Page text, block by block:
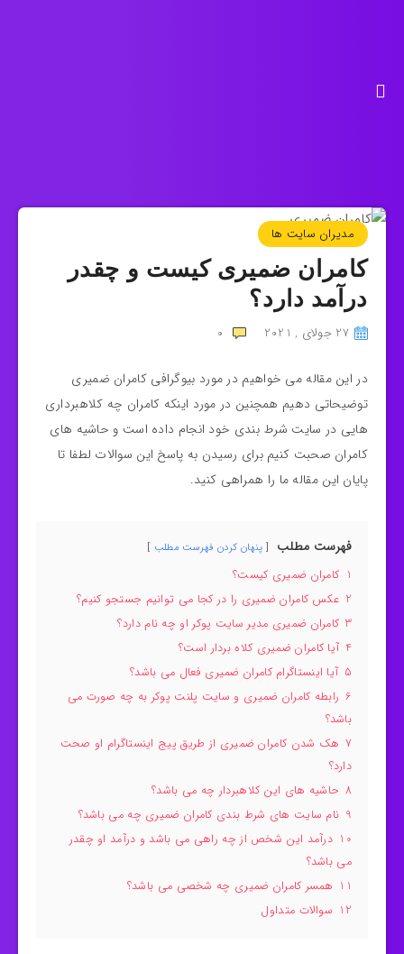
مدیران سایت ها
کامران ضمیری کیست و چقدر
درآمد دارد؟
27 جولای , 2021 0
در این مقاله می خواهیم در مورد بیوگرافی کامران ضمیری
توضیحاتی دهیم همچنین در مورد اینکه کامران چه کلاهبرداری
هایی در سایت شرط بندی خود انجام داده است و حاشیه های
کامران صحبت کنیم برای رسیدن به پاسخ این سوالات لطفا تا
پایان این مقاله ما را همراهی کنید.
فهرست مطلب پنهان کردن فهرست مطلب
1 کامران ضمیری کیست؟
2 عکس کامران ضمیری را در کجا می توانیم جستجو کنیم؟
3 کامران ضمیری مدیر سایت پوکر او چه نام دارد؟
4 آیا کامران ضمیری کلاه بردار است؟
5 آیا اینستاگرام کامران ضمیری فعال می باشد؟
6 رابطه کامران ضمیری و سایت پلنت پوکر به چه صورت می
باشد؟
7 هک شدن کامران ضمیری از طریق پیج اینستاگرام او صحت
دارد؟
8 حاشیه های این کلاهبردار چه می باشد؟
9 نام سایت های شرط بندی کامران ضمیری چه می باشد؟
10 درآمد این شخص از چه راهی می باشد و درآمد او چقدر
می باشد؟
11 همسر کامران ضمیری چه شخصی می باشد؟
12 سوالات متداول